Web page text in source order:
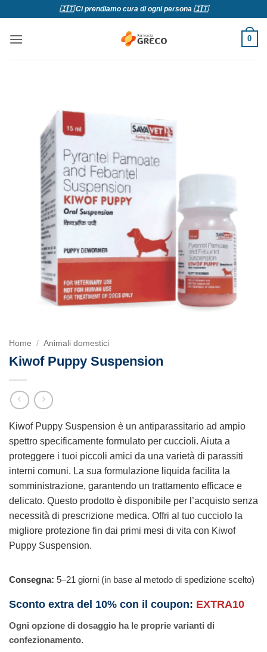
contenuti
🇮🇹 Ci prendiamo cura di ogni persona 🇮🇹
0
Home / Animali domestici
Kiwof Puppy Suspension
Kiwof Puppy Suspension è un antiparassitario ad ampio
spettro specificamente formulato per cuccioli. Aiuta a
proteggere i tuoi piccoli amici da una varietà di parassiti
interni comuni. La sua formulazione liquida facilita la
somministrazione, garantendo un trattamento efficace e
delicato. Questo prodotto è disponibile per l’acquisto senza
necessità di prescrizione medica. Offri al tuo cucciolo la
migliore protezione fin dai primi mesi di vita con Kiwof
Puppy Suspension.
Consegna: 5–21 giorni (in base al metodo di spedizione scelto)
Sconto extra del 10% con il coupon: EXTRA10
Ogni opzione di dosaggio ha le proprie varianti di
confezionamento.